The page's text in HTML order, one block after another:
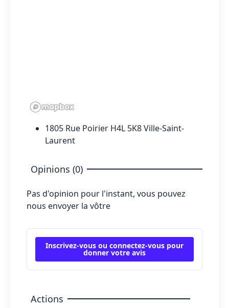
1805 Rue Poirier H4L 5K8 Ville-Saint-
Laurent
Opinions (0)
Pas d'opinion pour l'instant, vous pouvez
nous envoyer la vôtre
Inscrivez-vous ou connectez-vous pour
donner votre avis
Actions